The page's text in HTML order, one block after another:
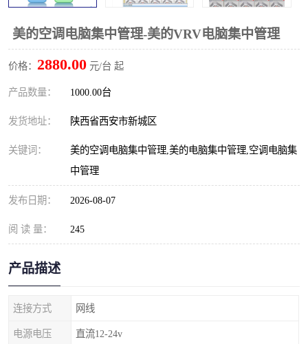
美的空调电脑集中管理-美的VRV电脑集中管理
价格： 2880.00 元/台 起
产品数量： 1000.00台
发货地址： 陕西省西安市新城区
关键词：
美的空调电脑集中管理,美的电脑集中管理,空调电脑集
中管理
发布日期： 2026-08-07
阅 读 量： 245
产品描述
连接方式 网线
电源电压 直流12-24v